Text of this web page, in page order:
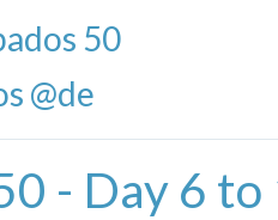
50
@de
- Day 6